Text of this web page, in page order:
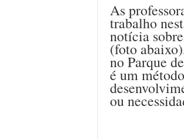
As
trabalho
notícia
(foto
no Parque
é um
ou